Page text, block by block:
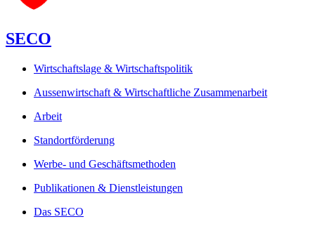
SECO
Wirtschaftslage & Wirtschaftspolitik
Aussenwirtschaft & Wirtschaftliche Zusammenarbeit
Arbeit
Standortförderung
Werbe- und Geschäftsmethoden
Publikationen & Dienstleistungen
Das SECO